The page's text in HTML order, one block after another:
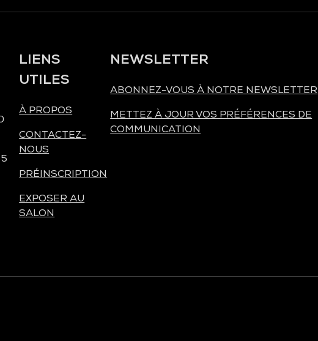
LIENS
UTILES
À PROPOS
CONTACTEZ-
NOUS
PRÉINSCRIPTION
EXPOSER AU
SALON
NEWSLETTER
ABONNEZ-VOUS À NOTRE NEWSLETTER
METTEZ À JOUR VOS PRÉFÉRENCES DE
COMMUNICATION